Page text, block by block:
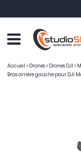
menu
Accueil > Drones> Drones DJI >
Bras arrière gauche pour DJI